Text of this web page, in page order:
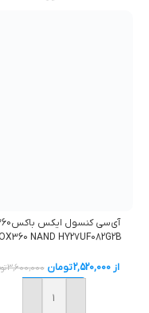
NAND HY27UF082G2B
از2,520,000تومان 3,600,000
خرید